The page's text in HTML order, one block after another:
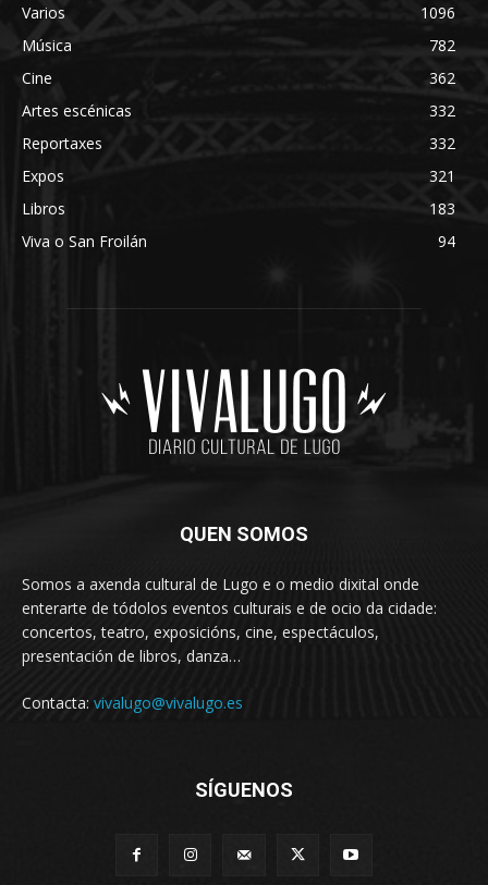
Varios
1096
Música
782
Cine
362
Artes escénicas
332
Reportaxes
332
Expos
321
Libros
183
Viva o San Froilán
94
QUEN SOMOS
Somos a axenda cultural de Lugo e o medio dixital onde
enterarte de tódolos eventos culturais e de ocio da cidade:
concertos, teatro, exposicións, cine, espectáculos,
presentación de libros, danza…
Contacta: vivalugo@vivalugo.es
SÍGUENOS